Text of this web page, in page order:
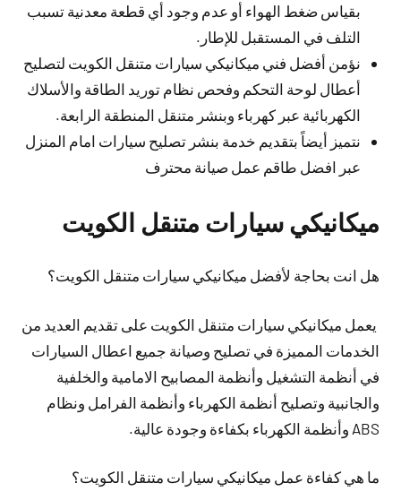
بقياس ضغط الهواء أو عدم وجود أي قطعة معدنية تسبب
التلف في المستقبل للإطار.
نؤمن أفضل فني ميكانيكي سيارات متنقل الكويت لتصليح
أعطال لوحة التحكم وفحص نظام توريد الطاقة والأسلاك
الكهربائية عبر كهرباء وبنشر متنقل المنطقة الرابعة.
نتميز أيضاً بتقديم خدمة بنشر تصليح سيارات امام المنزل
عبر افضل طاقم عمل صيانة محترف
ميكانيكي سيارات متنقل الكويت
هل انت بحاجة لأفضل ميكانيكي سيارات متنقل الكويت؟
يعمل ميكانيكي سيارات متنقل الكويت على تقديم العديد من
الخدمات المميزة في تصليح وصيانة جميع اعطال السيارات
في أنظمة التشغيل وأنظمة المصابيح الامامية والخلفية
والجانبية وتصليح أنظمة الكهرباء وأنظمة الفرامل ونظام
ABS وأنظمة الكهرباء بكفاءة وجودة عالية.
ما هي كفاءة عمل ميكانيكي سيارات متنقل الكويت؟